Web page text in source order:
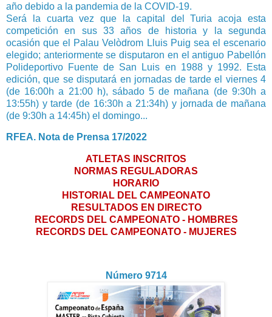
año debido a la pandemia de la COVID-19.
Será la cuarta vez que la capital del Turia acoja esta
competición en sus 33 años de historia y la segunda
ocasión que el Palau Velòdrom Lluis Puig sea el escenario
elegido; anteriormente se disputaron en el antiguo Pabellón
Polideportivo Fuente de San Luis en 1988 y 1992. Esta
edición, que se disputará en jornadas de tarde el viernes 4
(de 16:00h a 21:00 h), sábado 5 de mañana (de 9:30h a
13:55h) y tarde (de 16:30h a 21:34h) y jornada de mañana
(de 9:30h a 14:45h) el domingo...
RFEA. Nota de Prensa 17/2022
ATLETAS INSCRITOS
NORMAS REGULADORAS
HORARIO
HISTORIAL DEL CAMPEONATO
RESULTADOS EN DIRECTO
RECORDS DEL CAMPEONATO - HOMBRES
RECORDS DEL CAMPEONATO - MUJERES
Número 9714